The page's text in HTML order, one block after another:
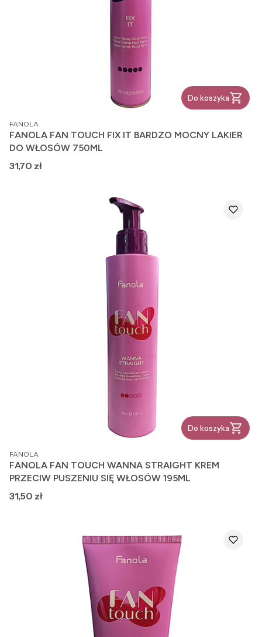
Do koszyka
PRODUCENT
FANOLA
FANOLA FAN TOUCH FIX IT BARDZO MOCNY LAKIER
DO WŁOSÓW 750ML
Cena
31,70 zł
Do koszyka
PRODUCENT
FANOLA
FANOLA FAN TOUCH WANNA STRAIGHT KREM
PRZECIW PUSZENIU SIĘ WŁOSÓW 195ML
Cena
31,50 zł